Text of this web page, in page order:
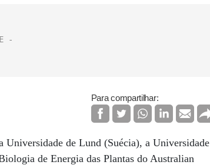
Para compartilhar:
Universidade de Lund (Suécia), a Universidade
de Energia das Plantas do Australian